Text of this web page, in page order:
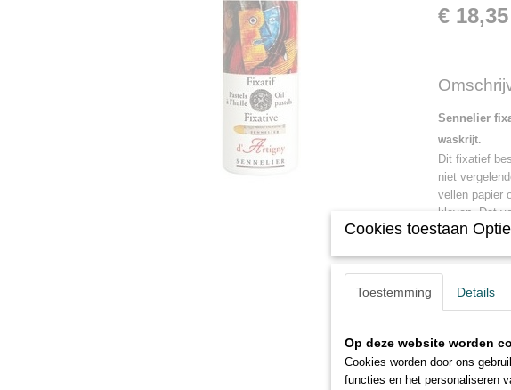
€ 18,35
Sennelier
waskrijt.
Dit fixatief
niet
vellen papier
kleven. Dat
Sennelier
Sennelier
consists of a
yellowing
of paper can
Cookies toestaan
Toestemming Details
Op deze website worden
Cookies worden door ons
functies en het personaliseren